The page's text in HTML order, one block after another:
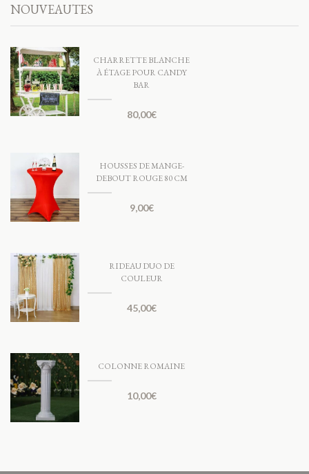
NOUVEAUTES
CHARRETTE BLANCHE
À ÉTAGE POUR CANDY
BAR
80,00€
HOUSSES DE MANGE-
DEBOUT ROUGE 80 CM
9,00€
RIDEAU DUO DE
COULEUR
45,00€
COLONNE ROMAINE
10,00€